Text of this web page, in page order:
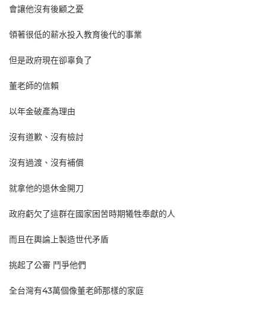
會讓他沒有後顧之憂
領著很低的薪水投入教育後代的事業
但是政府現在卻辜負了
董老師的信賴
以年金破產為理由
沒有道歉、沒有檢討
沒有過渡、沒有補償
就拿他的退休金開刀
政府虧欠了這群在國家困苦時期犧牲奉獻的人
而且在輿論上製造世代矛盾
挑起了公審 鬥爭他們
全台灣有43萬個像董老師那樣的家庭